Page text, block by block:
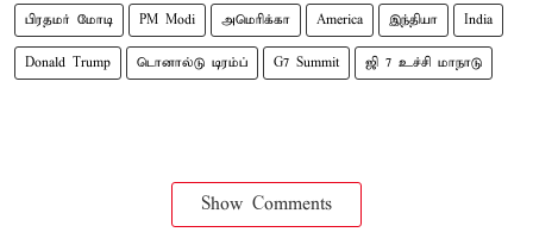
பிரதமர் மோடி PM Modi அமெரிக்கா America இந்தியா India
Donald Trump டொனால்டு டிரம்ப் G7 Summit ஜி 7 உச்சி மாநாடு
Show Comments